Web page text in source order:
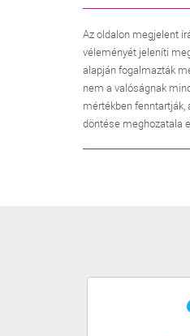
Az oldalon megjelent
véleményét jeleníti
alapján fogalmazták
nem a valóságnak
mértékben
döntése meghozatala